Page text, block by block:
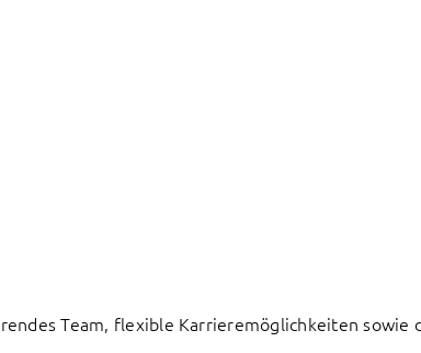
Team, flexible Karrieremöglichkeiten